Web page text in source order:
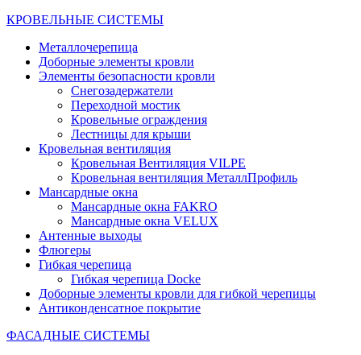
КРОВЕЛЬНЫЕ СИСТЕМЫ
Металлочерепица
Доборные элементы кровли
Элементы безопасности кровли
Снегозадержатели
Переходной мостик
Кровельные ограждения
Лестницы для крыши
Кровельная вентиляция
Кровельная Вентиляция VILPE
Кровельная вентиляция МеталлПрофиль
Мансардные окна
Мансардные окна FAKRO
Мансардные окна VELUX
Антенные выходы
Флюгеры
Гибкая черепица
Гибкая черепица Docke
Доборные элементы кровли для гибкой черепицы
Антиконденсатное покрытие
ФАСАДНЫЕ СИСТЕМЫ